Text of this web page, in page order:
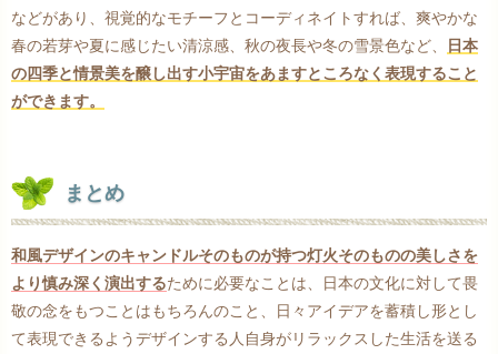
などがあり、視覚的なモチーフとコーディネイトすれば、爽やかな
春の若芽や夏に感じたい清涼感、秋の夜長や冬の雪景色など、
日本
の四季と情景美を醸し出す小宇宙をあますところなく表現すること
ができます。
まとめ
和風デザインのキャンドルそのものが持つ灯火そのものの美しさを
より慎み深く演出するために必要なことは、日本の文化に対して畏
敬の念をもつことはもちろんのこと、日々アイデアを蓄積し形とし
て表現できるようデザインする人自身がリラックスした生活を送る